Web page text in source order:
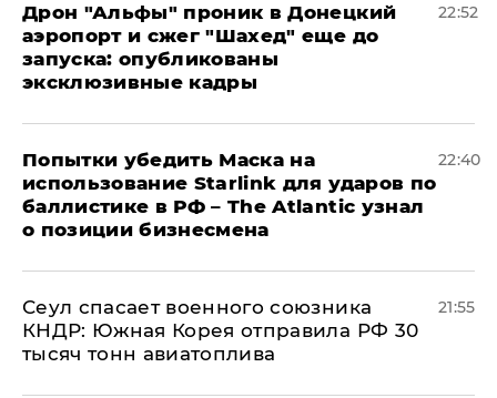
Дрон "Альфы" проник в Донецкий
аэропорт и сжег "Шахед" еще до
запуска: опубликованы
эксклюзивные кадры
22:52
Попытки убедить Маска на
использование Starlink для ударов по
баллистике в РФ – The Atlantic узнал
о позиции бизнесмена
22:40
​Сеул спасает военного союзника
КНДР: Южная Корея отправила РФ 30
тысяч тонн авиатоплива
21:55